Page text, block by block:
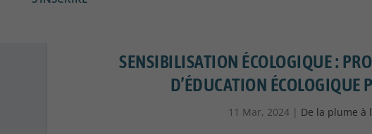
SENSIBILISATION ÉCOLOGIQUE :
D’ÉDUCATION ÉCOLOGIQUE
11 Mar, 2024 | De la plume à